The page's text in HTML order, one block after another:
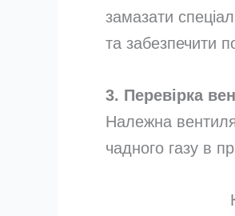
замазати
та забезпечити
3. Перевірка
Належна
чадного газу в